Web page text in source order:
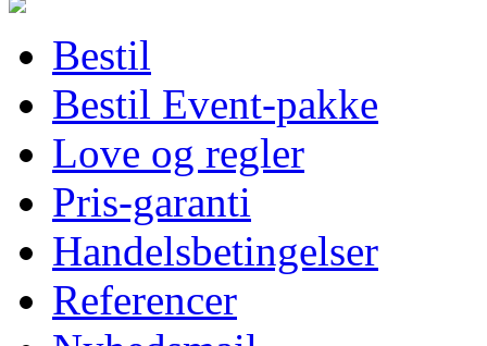
Bestil
Bestil Event-pakke
Love og regler
Pris-garanti
Handelsbetingelser
Referencer